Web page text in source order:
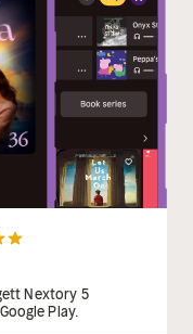
Nextory 5
Play.